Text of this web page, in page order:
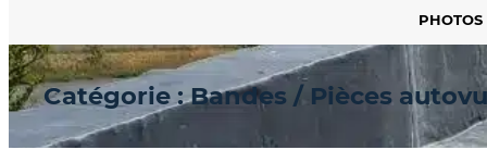
Catégorie : Bandes / Pièces